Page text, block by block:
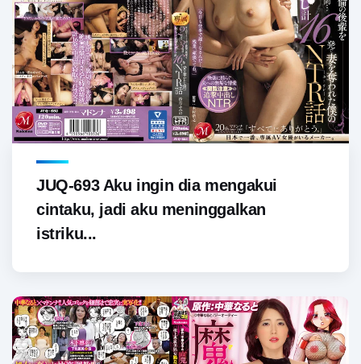
JUQ-693 Aku ingin dia mengakui
cintaku, jadi aku meninggalkan
istriku...